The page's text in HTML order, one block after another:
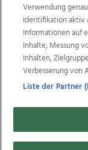
Weitere
TV1 di-
Life Radio
OÖN Karriere
Verwendung
Identifikation aktiv
Informationen auf
Inhalte, Messung
Inhalten,
Verbesserung von
Liste der Partner